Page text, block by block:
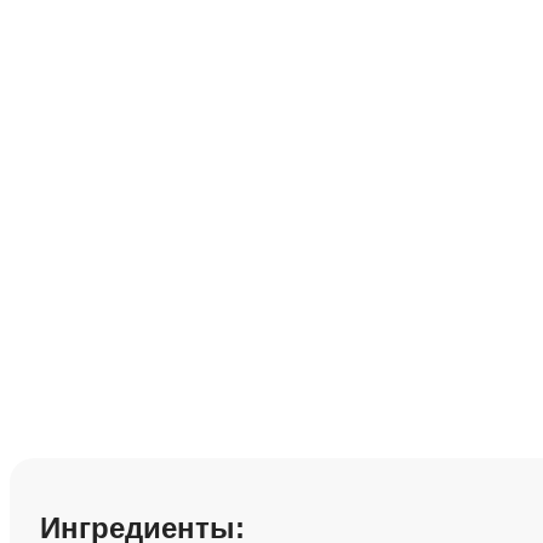
Ингредиенты: